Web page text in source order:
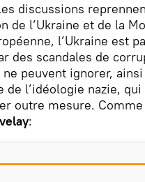
discussions
de l’Ukraine et de la
l’Ukraine est
des scandales de
ne peuvent ignorer,
de l’idéologie nazie,
outre mesure.
: